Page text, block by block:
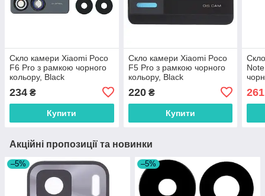
Скло камери Xiaomi Poco
F6 Pro з рамкою чорного
кольору, Black
234 ₴
Купити
Скло камери Xiaomi Poco
F5 Pro з рамкою чорного
кольору, Black
220₴
Купити
261
Акційні пропозиції та новинки
–5% –5%